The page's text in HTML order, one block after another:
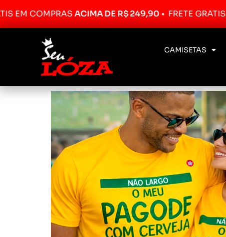
ACIMA DE R$ 249,90• FRETE GRÁTIS EM COMPRAS
CAMISETAS